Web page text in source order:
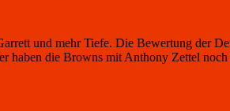
und mehr Tiefe. Die Bewertung der
haben die Browns mit Anthony Zettel